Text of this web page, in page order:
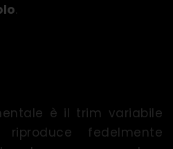
.
è il trim variabile
fedelmente